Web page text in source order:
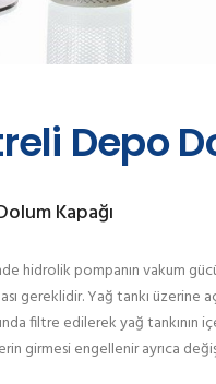
Depo
Kapağı
hidrolik pompanın vakum
gereklidir. Yağ tankı
filtre edilerek yağ tankının
girmesi engellenir ayrıca